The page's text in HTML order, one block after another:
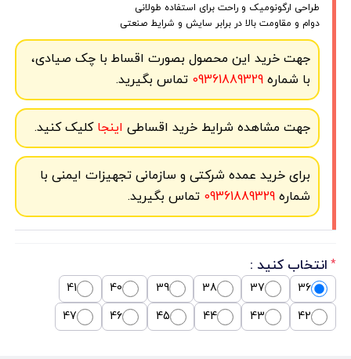
طراحی ارگونومیک و راحت برای استفاده طولانی
دوام و مقاومت بالا در برابر سایش و شرایط صنعتی
جهت خرید این محصول بصورت اقساط با چک صیادی،
با شماره09361889329 تماس بگیرید.
جهت مشاهده شرایط خرید اقساطی اینجاکلیک کنید.
برای خرید عمده شرکتی و سازمانی تجهیزات ایمنی با
شماره09361889329 تماس بگیرید.
* انتخاب کنید :
36
37
38
39
40
41
42
43
44
45
46
47